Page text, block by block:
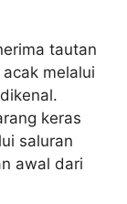
tautan
melalui
keras
saluran
awal dari